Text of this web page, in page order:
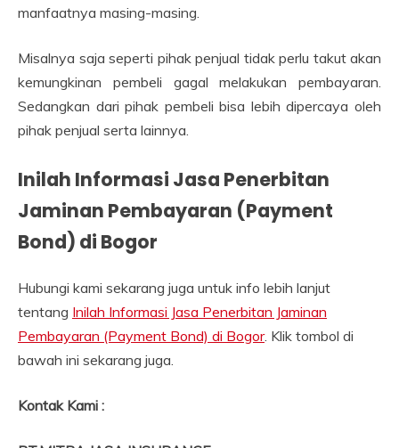
manfaatnya masing-masing.
Misalnya saja seperti pihak penjual tidak perlu takut akan
kemungkinan pembeli gagal melakukan pembayaran.
Sedangkan dari pihak pembeli bisa lebih dipercaya oleh
pihak penjual serta lainnya.
Inilah Informasi Jasa Penerbitan
Jaminan Pembayaran (Payment
Bond) di Bogor
Hubungi kami sekarang juga untuk info lebih lanjut
tentang Inilah Informasi Jasa Penerbitan Jaminan
Pembayaran (Payment Bond) di Bogor. Klik tombol di
bawah ini sekarang juga.
Kontak Kami :